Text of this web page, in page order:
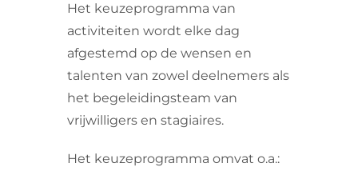
Het keuzeprogramma van
activiteiten wordt elke dag
afgestemd op de wensen en
talenten van zowel deelnemers als
het begeleidingsteam van
vrijwilligers en stagiaires.
Het keuzeprogramma omvat o.a.: